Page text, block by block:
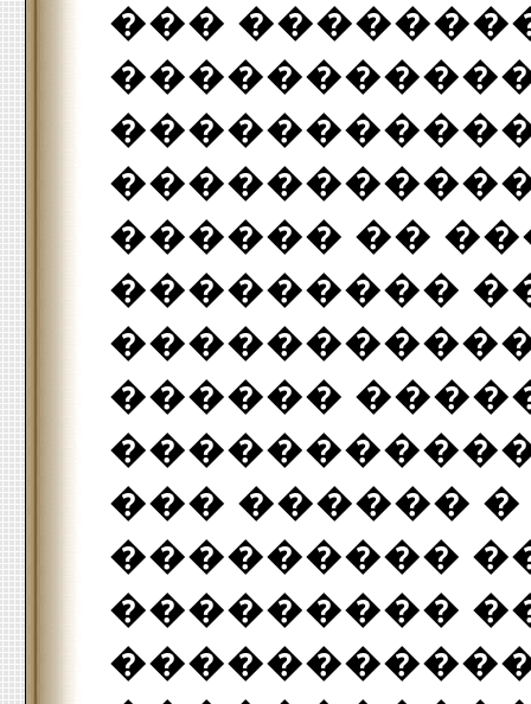
���
������ ��
���������
������
��� ������
���������
���������